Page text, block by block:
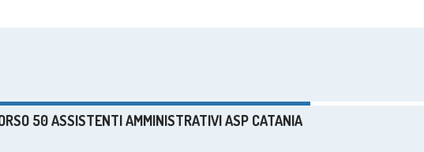
50 ASSISTENTI AMMINISTRATIVI ASP CATANIA